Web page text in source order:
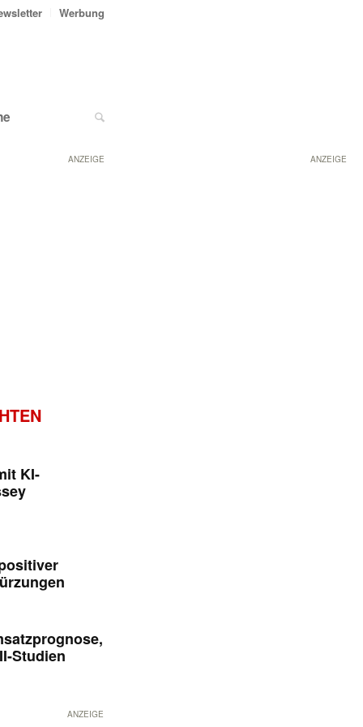
ANZEIGE
Werbung
ANZEIGE
KI-
Studien
ANZEIGE